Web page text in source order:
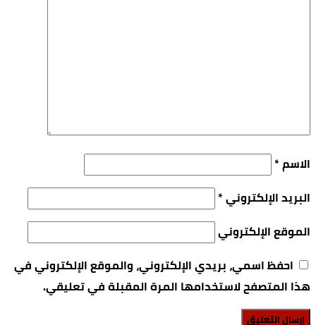
الاسم*
البريد الإلكتروني*
الموقع الإلكتروني
احفظ اسمي، بريدي الإلكتروني، والموقع الإلكتروني في
هذا المتصفح لاستخدامها المرة المقبلة في تعليقي.